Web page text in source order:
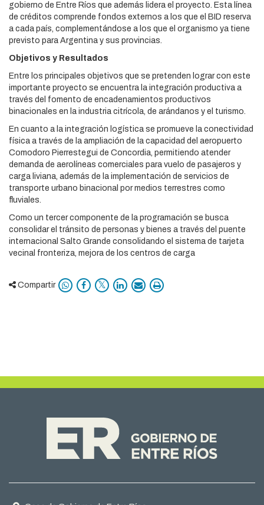
gobierno de Entre Ríos que además lidera el proyecto. Esta línea
de créditos comprende fondos externos a los que el BID reserva
a cada país, complementándose a los que el organismo ya tiene
previsto para Argentina y sus provincias.
Objetivos y Resultados
Entre los principales objetivos que se pretenden lograr con este
importante proyecto se encuentra la integración productiva a
través del fomento de encadenamientos productivos
binacionales en la industria citrícola, de arándanos y el turismo.
En cuanto a la integración logística se promueve la conectividad
física a través de la ampliación de la capacidad del aeropuerto
Comodoro Pierrestegui de Concordia, permitiendo atender
demanda de aerolíneas comerciales para vuelo de pasajeros y
carga liviana, además de la implementación de servicios de
transporte urbano binacional por medios terrestres como
fluviales.
Como un tercer componente de la programación se busca
consolidar el tránsito de personas y bienes a través del puente
internacional Salto Grande consolidando el sistema de tarjeta
vecinal fronteriza, mejora de los centros de carga
Compartir